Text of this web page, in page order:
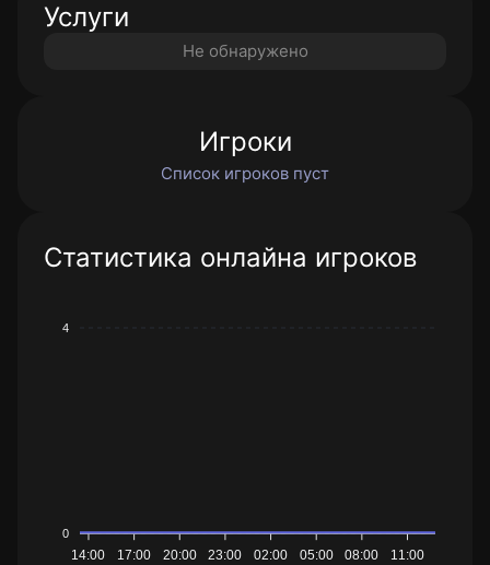
Услуги
Не обнаружено
Игроки
Список игроков пуст
Статистика онлайна игроков
4
0
14:00 17:00 20:00 23:00 02:00 05:00 08:00 11:00